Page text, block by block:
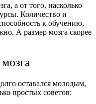
а от того, насколько
Количество и
к обучению,
А размер мозга скорее
оставался молодым,
простых советов: